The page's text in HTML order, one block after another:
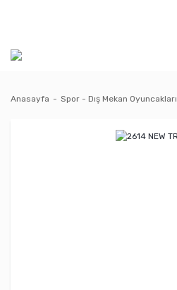
Anasayfa Spor - Dış Mekan Oyuncakları